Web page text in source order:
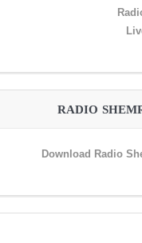
RADIO
Download Radio